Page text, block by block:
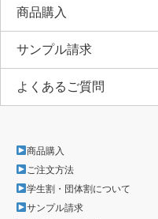
商品購入
サンプル請求
よくあるご質問
商品購入
ご注文方法
学生割・団体割について
サンプル請求